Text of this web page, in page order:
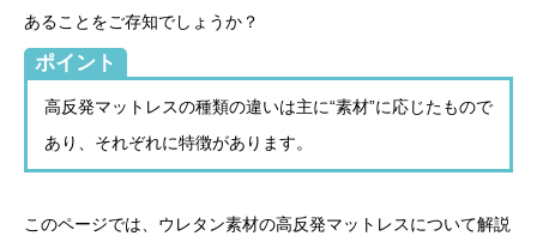
あることをご存知でしょうか？
ポイント
高反発マットレスの種類の違いは主に“素材”に応じたもので
あり、それぞれに特徴があります。
このページでは、ウレタン素材の高反発マットレスについて解説